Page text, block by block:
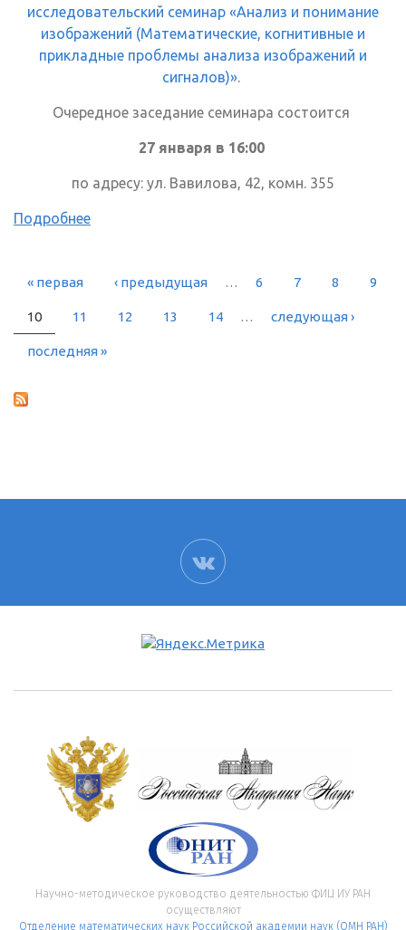
исследовательский семинар «Анализ и понимание
изображений (Математические, когнитивные и
прикладные проблемы анализа изображений и
сигналов)».
Очередное заседание семинара состоится
27 января в 16:00
по адресу: ул. Вавилова, 42, комн. 355
Подробнее
СТРАНИЦЫ
« первая ‹ предыдущая … 6 7 8 9
10 11 12 13 14 … следующая ›
последняя »
ВК
Научно-методическое руководство деятельностью ФИЦ ИУ РАН
осуществляют
Отделение математических наук Российской академии наук (ОМН РАН)